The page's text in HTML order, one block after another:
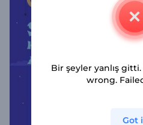
Bir şeyler yanlış
wrong.
Got